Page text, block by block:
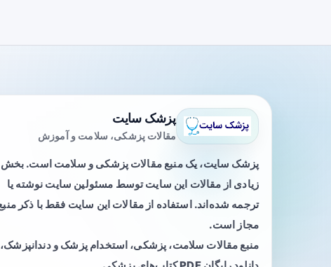
پزشک سایت
مقالات پزشکی، سلامت و آموزش
پزشک سایت، یک منبع مقالات پزشکی و سلامت است. بخش
زیادی از مقالات این سایت توسط مسئولین سایت نوشته یا
ترجمه شده‌اند. استفاده از مقالات این سایت فقط با ذکر
مجاز است.
منبع مقالات سلامت، پزشکی، استخدام پزشک و دندانپزشک،